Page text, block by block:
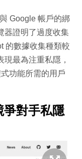
Google 帳戶的綁
器證明了過度收集
的數據收集種類較
最為注重私隱，
功能所需的用戶
爭對手私隱